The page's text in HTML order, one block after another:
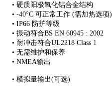
• 硬质阳极氧化铝合金结构
• -40°C 可正常工作 (需加热选项)
• IP66 防护等级
• 振动符合BS EN 60945 : 2002
• 耐冲击符合UL2218 Class 1
• 无需维护和保养
• NMEA输出
• 模拟量输出(可选)